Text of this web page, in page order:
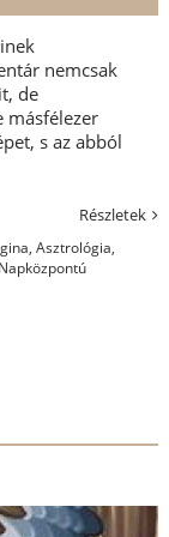
nemcsak
de
másfélezer
s az abból
Részletek
, Asztrológia,
Napközpontú